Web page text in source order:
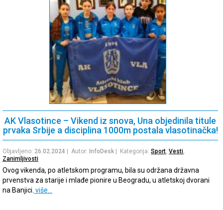
AK Vlasotince – Vikend iz snova, Una objedinila titule
prvaka Srbije a disciplina 1000m postala vlasotinačka!
Objavljeno: 26.02.2024 | Autor: InfoDesk | Kategorija: Sport, Vesti,
Zanimljivosti
Ovog vikenda, po atletskom programu, bila su održana državna
prvenstva za starije i mlađe pionire u Beogradu, u atletskoj dvorani
na Banjici. više…